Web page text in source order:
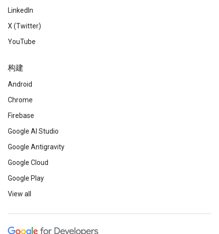
LinkedIn
X (Twitter)
YouTube
构建
Android
Chrome
Firebase
Google AI Studio
Google Antigravity
Google Cloud
Google Play
View all